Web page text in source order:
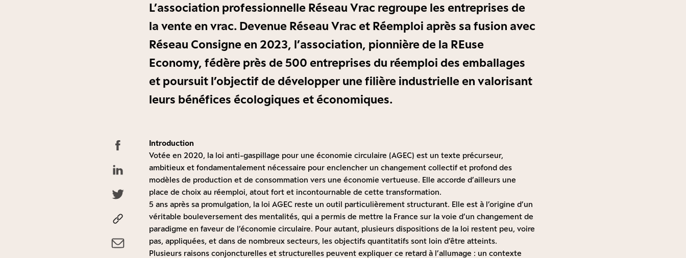
L’association professionnelle Réseau Vrac regroupe les entreprises de
la vente en vrac. Devenue Réseau Vrac et Réemploi après sa fusion avec
Réseau Consigne en 2023, l’association, pionnière de la REuse
Economy, fédère près de 500 entreprises du réemploi des emballages
et poursuit l’objectif de développer une filière industrielle en valorisant
leurs bénéfices écologiques et économiques.
Introduction
Votée en 2020, la loi anti-gaspillage pour une économie circulaire (AGEC) est un texte précurseur,
ambitieux et fondamentalement nécessaire pour enclencher un changement collectif et profond des
modèles de production et de consommation vers une économie vertueuse. Elle accorde d’ailleurs une
place de choix au réemploi, atout fort et incontournable de cette transformation.
5 ans après sa promulgation, la loi AGEC reste un outil particulièrement structurant. Elle est à l’origine d’un
véritable bouleversement des mentalités, qui a permis de mettre la France sur la voie d’un changement de
paradigme en faveur de l’économie circulaire. Pour autant, plusieurs dispositions de la loi restent peu, voire
pas, appliquées, et dans de nombreux secteurs, les objectifs quantitatifs sont loin d’être atteints.
Plusieurs raisons conjoncturelles et structurelles peuvent expliquer ce retard à l’allumage : un contexte